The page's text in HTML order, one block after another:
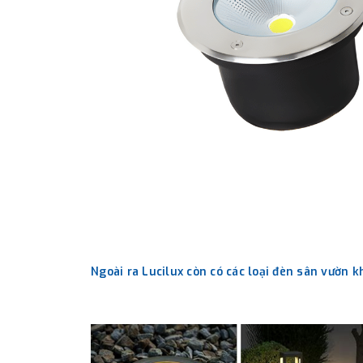
Ngoài ra Lucilux còn có các loại đèn sân vườn